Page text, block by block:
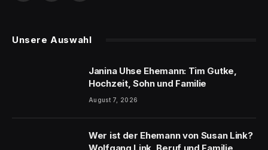
Unsere Auswahl
Janina Uhse Ehemann: Tim Gutke,
Hochzeit, Sohn und Familie
August 7, 2026
Wer ist der Ehemann von Susan Link?
Wolfgang Link, Beruf und Familie